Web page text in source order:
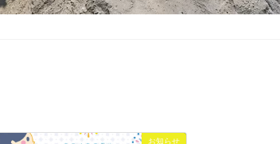
お知らせ